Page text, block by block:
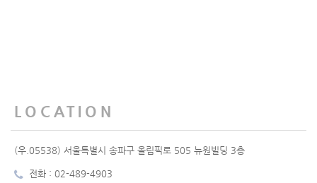
LOCATION
(우.05538) 서울특별시 송파구 올림픽로 505 뉴원빌딩 3층
전화 : 02-489-4903